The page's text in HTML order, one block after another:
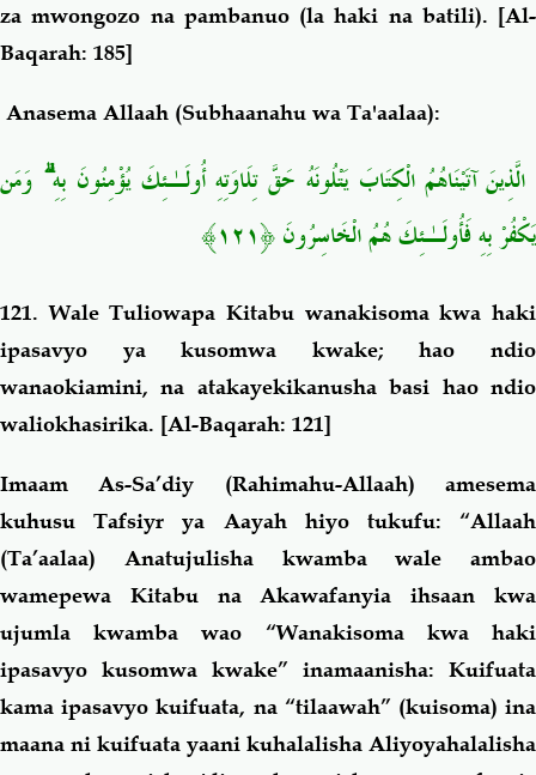
za mwongozo na pambanuo (la haki na batili). [Al-
Baqarah: 185]
Anasema Allaah (Subhaanahu wa Ta'aalaa):
الَّذِينَ آتَيْنَاهُمُ الْكِتَابَ يَتْلُونَهُ حَقَّ تِلَاوَتِهِ أُولَـٰئِكَ يُؤْمِنُونَ بِهِ ۗ وَمَن
يَكْفُرْ بِهِ فَأُولَـٰئِكَ هُمُ الْخَاسِرُونَ ﴿١٢١﴾
121. Wale Tuliowapa Kitabu wanakisoma kwa haki
ipasavyo ya kusomwa kwake; hao ndio
wanaokiamini, na atakayekikanusha basi hao ndio
waliokhasirika. [Al-Baqarah: 121]
Imaam As-Sa’diy (Rahimahu-Allaah) amesema
kuhusu Tafsiyr ya Aayah hiyo tukufu: “Allaah
(Ta’aalaa) Anatujulisha kwamba wale ambao
wamepewa Kitabu na Akawafanyia ihsaan kwa
ujumla kwamba wao “Wanakisoma kwa haki
ipasavyo kusomwa kwake” inamaanisha: Kuifuata
kama ipasavyo kuifuata, na “tilaawah” (kuisoma) ina
maana ni kuifuata yaani kuhalalisha Aliyoyahalalisha